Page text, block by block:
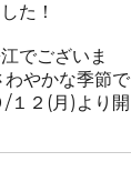
た！
でございま
やかな季節で
/１２(月)より開